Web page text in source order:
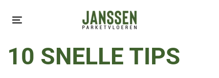
links
navigation
Toggle
10 SNELLE TIPS